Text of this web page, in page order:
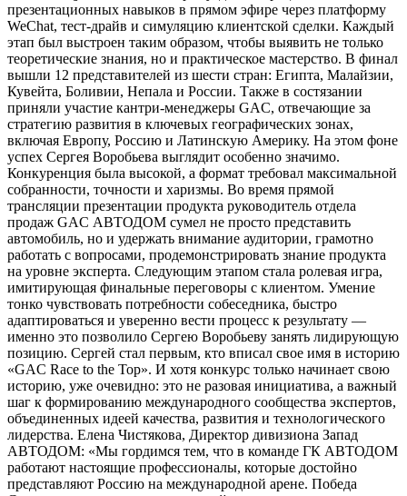
презентационных навыков в прямом эфире через платформу
WeChat, тест-драйв и симуляцию клиентской сделки. Каждый
этап был выстроен таким образом, чтобы выявить не только
теоретические знания, но и практическое мастерство. В финал
вышли 12 представителей из шести стран: Египта, Малайзии,
Кувейта, Боливии, Непала и России. Также в состязании
приняли участие кантри-менеджеры GAC, отвечающие за
стратегию развития в ключевых географических зонах,
включая Европу, Россию и Латинскую Америку. На этом фоне
успех Сергея Воробьева выглядит особенно значимо.
Конкуренция была высокой, а формат требовал максимальной
собранности, точности и харизмы. Во время прямой
трансляции презентации продукта руководитель отдела
продаж GAC АВТОДОМ сумел не просто представить
автомобиль, но и удержать внимание аудитории, грамотно
работать с вопросами, продемонстрировать знание продукта
на уровне эксперта. Следующим этапом стала ролевая игра,
имитирующая финальные переговоры с клиентом. Умение
тонко чувствовать потребности собеседника, быстро
адаптироваться и уверенно вести процесс к результату —
именно это позволило Сергею Воробьеву занять лидирующую
позицию. Сергей стал первым, кто вписал свое имя в историю
«GAC Race to the Top». И хотя конкурс только начинает свою
историю, уже очевидно: это не разовая инициатива, а важный
шаг к формированию международного сообщества экспертов,
объединенных идеей качества, развития и технологического
лидерства. Елена Чистякова, Директор дивизиона Запад
АВТОДОМ: «Мы гордимся тем, что в команде ГК АВТОДОМ
работают настоящие профессионалы, которые достойно
представляют Россию на международной арене. Победа